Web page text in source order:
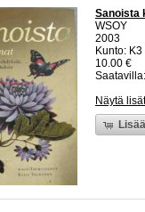
Sanoista
WSOY
2003
Kunto:
10.00 €
Näytä